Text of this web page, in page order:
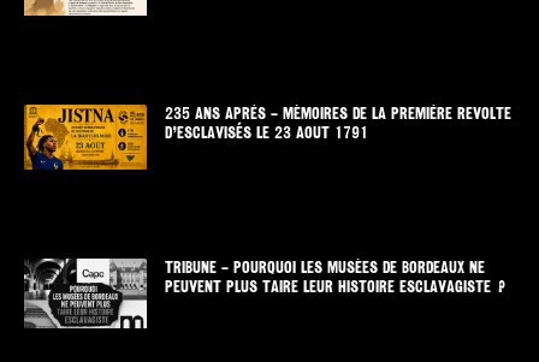
235 ANS APRÈS – MÉMOIRES DE LA PREMIÈRE REVOLTE
D’ESCLAVISÉS LE 23 AOUT 1791
TRIBUNE – POURQUOI LES MUSÉES DE BORDEAUX NE
PEUVENT PLUS TAIRE LEUR HISTOIRE ESCLAVAGISTE ?